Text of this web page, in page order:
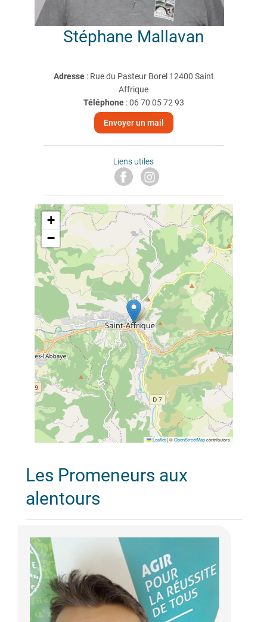
Stéphane Mallavan
Adresse : Rue du Pasteur Borel 12400 Saint
Affrique
Téléphone:06 70 05 72 93
Envoyer un mail
Liens utiles
+
−
Leaflet |©OpenStreetMapcontributors
Les Promeneurs aux
alentours